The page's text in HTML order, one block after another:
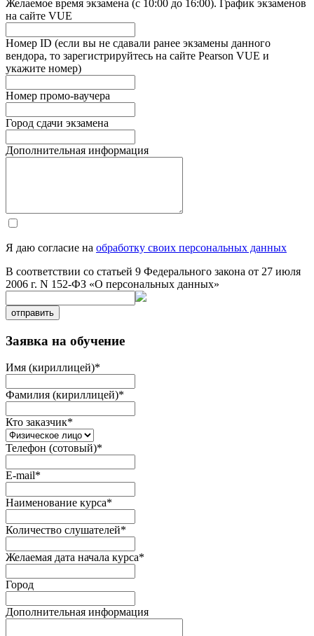
Желаемое время экзамена (с 10:00 до 16:00). График экзаменов
на сайте VUE
Номер ID (если вы не сдавали ранее экзамены данного
вендора, то зарегистрируйтесь на сайте Pearson VUE и
укажите номер)
Номер промо-ваучера
Город сдачи экзамена
Дополнительная информация
Я даю согласие на обработку своих персональных данных
В соответствии со статьей 9 Федерального закона от 27 июля
2006 г. N 152-ФЗ «О персональных данных»
отправить
Заявка на обучение
Имя (кириллицей)*
Фамилия (кириллицей)*
Кто заказчик*
Телефон (сотовый)*
E-mail*
Наименование курса*
Количество слушателей*
Желаемая дата начала курса*
Город
Дополнительная информация